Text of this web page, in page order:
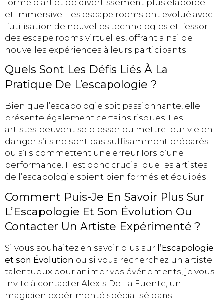
forme d’art et de divertissement plus élaborée
et immersive. Les escape rooms ont évolué avec
l’utilisation de nouvelles technologies et l’essor
des escape rooms virtuelles, offrant ainsi de
nouvelles expériences à leurs participants.
Quels Sont Les Défis Liés À La
Pratique De L’escapologie ?
Bien que l’escapologie soit passionnante, elle
présente également certains risques. Les
artistes peuvent se blesser ou mettre leur vie en
danger s’ils ne sont pas suffisamment préparés
ou s’ils commettent une erreur lors d’une
performance. Il est donc crucial que les artistes
de l’escapologie soient bien formés et équipés.
Comment Puis-Je En Savoir Plus Sur
L’Escapologie Et Son Évolution Ou
Contacter Un Artiste Expérimenté ?
Si vous souhaitez en savoir plus sur l’Escapologie
et son Évolution ou si vous recherchez un artiste
talentueux pour animer vos événements, je vous
invite à contacter Alexis De La Fuente, un
magicien expérimenté spécialisé dans